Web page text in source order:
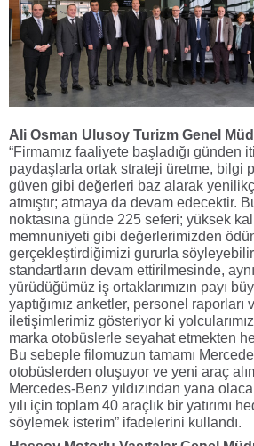
Ali Osman Ulusoy Turizm Genel
“Firmamız faaliyete başladığı günden
paydaşlarla ortak strateji üretme, bilgi
güven gibi değerleri baz alarak
atmıştır; atmaya da devam edecektir.
noktasına günde 225 seferi; yüksek
memnuniyeti gibi değerlerimizden
gerçekleştirdiğimizi gururla
standartların devam ettirilmesinde,
yürüdüğümüz iş ortaklarımızın payı
yaptığımız anketler, personel raporları
iletişimlerimiz gösteriyor ki
marka otobüslerle seyahat etmekten
Bu sebeple filomuzun tamamı
otobüslerden oluşuyor ve yeni araç
Mercedes-Benz yıldızından yana
yılı için toplam 40 araçlık bir yatırımı
söylemek isterim” ifadelerini kullandı.